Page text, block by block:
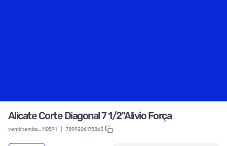
Alicate Corte Diagonal 7 1/2"Alivio Força
vemkitemba_110591 7899206178865